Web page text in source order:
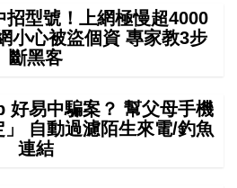
招型號！上網極慢超4000
小心被盜個資 專家教3步
斷黑客
好易中騙案？ 幫父母手機
自動過濾陌生來電/釣魚
連結